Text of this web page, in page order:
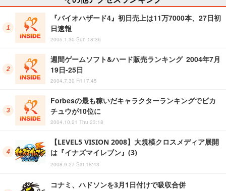
『バイオハザード4』初日売上は11万7000本、27日初
日速報
2005.1.30 Sun 18:36
週間ゲームソフト&ハード販売ランキング 2004年7月
19日-25日
2004.7.30 Fri 17:45
Forbesの最も稼いだキャラクターランキングでピカ
チュウが10位に
2004.10.21 Thu 23:18
【LEVEL5 VISION 2008】大規模クロスメディア展開
は『イナズマイレブン』(3)
2008.9.27 Sat 18:43
コナミ、ハドソンを3月1日付けで吸収合併